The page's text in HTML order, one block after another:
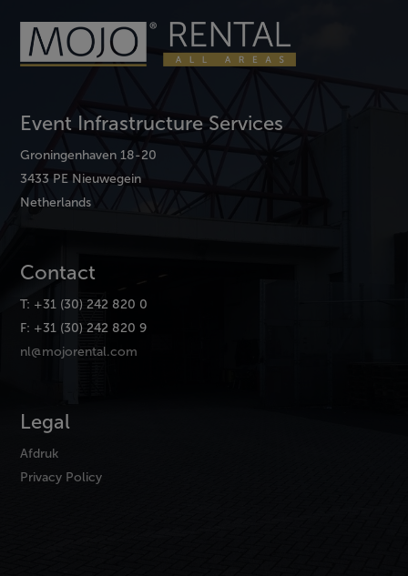
Event Infrastructure Services
Groningenhaven 18-20
3433 PE Nieuwegein
Netherlands
Contact
T: +31 (30) 242 820 0
F: +31 (30) 242 820 9
nl@mojorental.com
Legal
Afdruk
Privacy Policy